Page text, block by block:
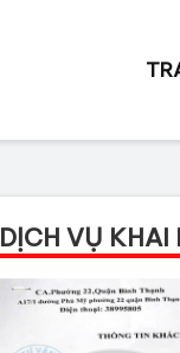
DỊCH VỤ KHAI